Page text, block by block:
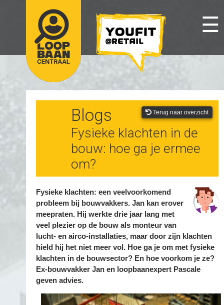
☰
Blogs
Fysieke klachten in de
bouw: hoe ga je ermee
om?
Terug naar overzicht
Fysieke klachten: een veelvoorkomend
probleem bij bouwvakkers. Jan kan erover
meepraten. Hij werkte drie jaar lang met
veel plezier op de bouw als monteur van
lucht- en airco-installaties, maar door zijn klachten
hield hij het niet meer vol. Hoe ga je om met fysieke
klachten in de bouwsector? En hoe voorkom je ze?
Ex-bouwvakker Jan en loopbaanexpert Pascale
geven advies.